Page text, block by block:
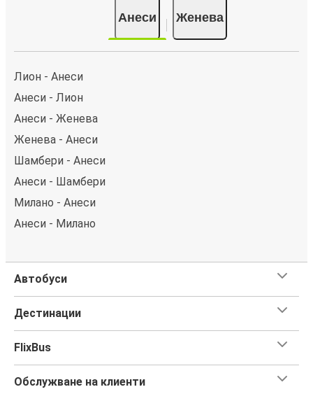
Анеси Женева
Лион - Анеси
Анеси - Лион
Анеси - Женева
Женева - Анеси
Шамбери - Анеси
Анеси - Шамбери
Милано - Анеси
Анеси - Милано
Автобуси
Дестинации
FlixBus
Обслужване на клиенти